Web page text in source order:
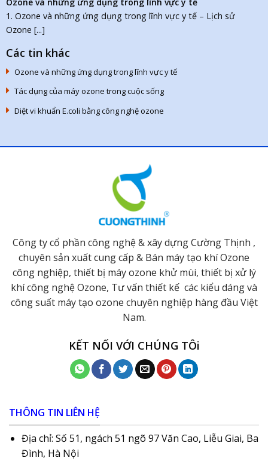
1. Ozone và những ứng dụng trong lĩnh vực y tế – Lịch sử
Ozone [...]
Các tin khác
Ozone và những ứng dụng trong lĩnh vực y tế
Tác dụng của máy ozone trong cuộc sống
Diệt vi khuẩn E.coli bằng công nghệ ozone
Công ty cổ phần công nghệ & xây dựng Cường Thịnh ,
chuyên sản xuất cung cấp & Bán máy tạo khí Ozone
công nghiệp, thiết bị máy ozone khử mùi, thiết bị xử lý
khí công nghệ Ozone, Tư vấn thiết kế các kiểu dáng và
công suất máy tạo ozone chuyên nghiệp hàng đầu Việt
Nam.
KẾT NỐI VỚI CHÚNG TÔi
THÔNG TIN LIÊN HỆ
Địa chỉ: Số 51, ngách 51 ngõ 97 Văn Cao, Liễu Giai, Ba
Đình, Hà Nội